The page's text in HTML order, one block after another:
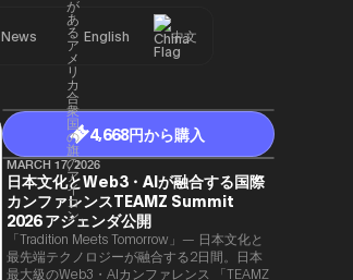
News English 中文
4,668円から購入
MARCH 17, 2026
日本文化とWeb3・AIが融合する国際
カンファレンスTEAMZ Summit
2026 アジェンダ公開
「Tradition Meets Tomorrow」— 日本文化と
最先端テクノロジーが融合する2日間。日本
最大級のWeb3・AIカンファレンス 「TEAMZ